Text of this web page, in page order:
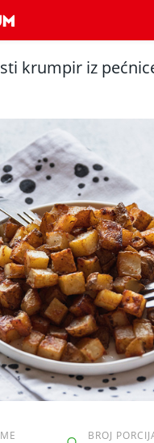
kockasti krumpir iz
krumpir iz
BROJ